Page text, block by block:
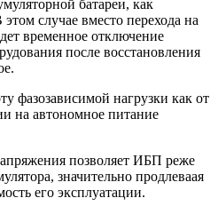
батареи, как
случае вместо перехода на
временное отключение
после восстановления
фазозависимой нагрузки как от
на автономное питание
позволяет ИБП реже
значительно продлеваая
его эксплуатации.